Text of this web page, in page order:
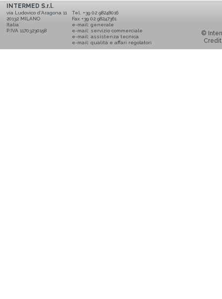
INTERMED S.r.l.
via Ludovico d'Aragona 11
20132 MILANO
Italia
P.IVA 11703230158
Tel. +39 02 98248016
Fax +39 02 98247361
e-mail: generale
e-mail: servizio commerciale
e-mail: assistenza tecnica
e-mail: qualità e affari regolatori
©